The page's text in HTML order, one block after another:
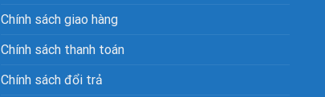
Chính sách giao hàng
Chính sách thanh toán
Chính sách đổi trả